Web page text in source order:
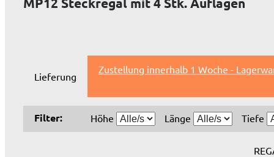
Lieferung
Zustellung innerhalb 1 Woche -
Filter: Höhe Länge Tiefe